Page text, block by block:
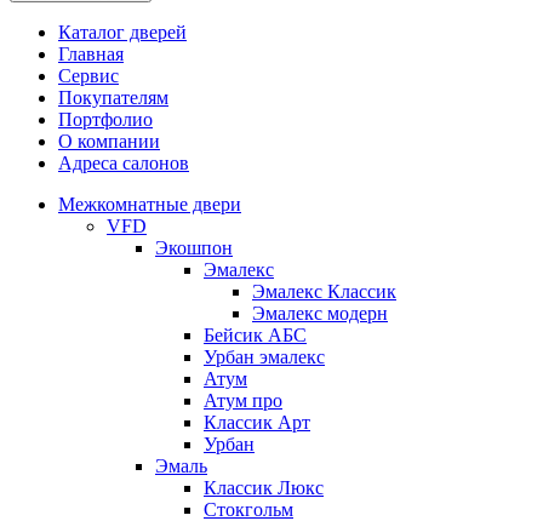
Каталог дверей
Главная
Сервис
Покупателям
Портфолио
О компании
Адреса салонов
Межкомнатные двери
VFD
Экошпон
Эмалекс
Эмалекс Классик
Эмалекс модерн
Бейсик АБС
Урбан эмалекс
Атум
Атум про
Классик Арт
Урбан
Эмаль
Классик Люкс
Стокгольм